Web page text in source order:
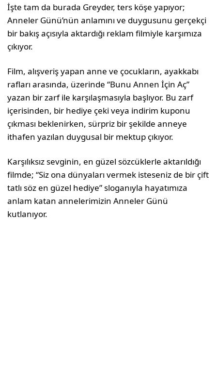
İşte tam da burada Greyder, ters köşe yapıyor;
Anneler Günü’nün anlamını ve duygusunu gerçekçi
bir bakış açısıyla aktardığı reklam filmiyle karşımıza
çıkıyor.
Film, alışveriş yapan anne ve çocukların, ayakkabı
rafları arasında, üzerinde “Bunu Annen İçin Aç”
yazan bir zarf ile karşılaşmasıyla başlıyor. Bu zarf
içerisinden, bir hediye çeki veya indirim kuponu
çıkması beklenirken, sürpriz bir şekilde anneye
ithafen yazılan duygusal bir mektup çıkıyor.
Karşılıksız sevginin, en güzel sözcüklerle aktarıldığı
filmde; “Siz ona dünyaları vermek isteseniz de bir çift
tatlı söz en güzel hediye” sloganıyla hayatımıza
anlam katan annelerimizin Anneler Günü
kutlanıyor.